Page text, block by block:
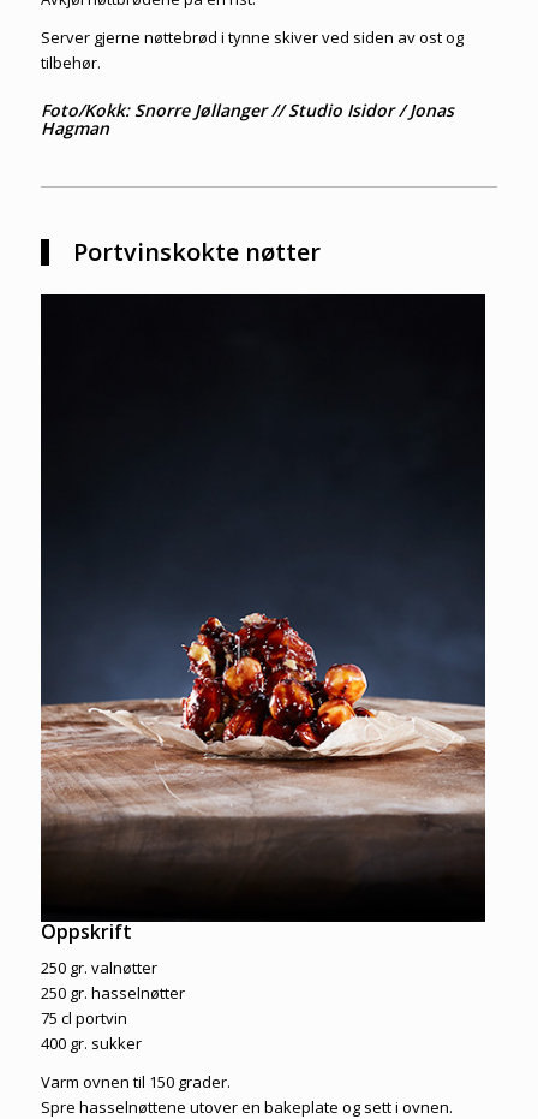
Server gjerne nøttebrød i tynne skiver ved siden av ost og
tilbehør.
Foto/Kokk: Snorre Jøllanger // Studio Isidor / Jonas
Hagman
Portvinskokte nøtter
Oppskrift
250 gr. valnøtter
250 gr. hasselnøtter
75 cl portvin
400 gr. sukker
Varm ovnen til 150 grader.
Spre hasselnøttene utover en bakeplate og sett i ovnen.